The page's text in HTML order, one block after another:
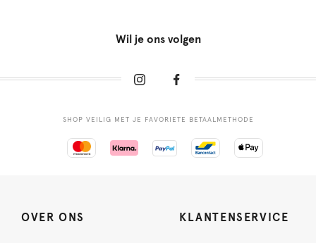
Wil je ons volgen
SHOP VEILIG MET JE FAVORIETE BETAALMETHODE
OVER ONS KLANTENSERVICE